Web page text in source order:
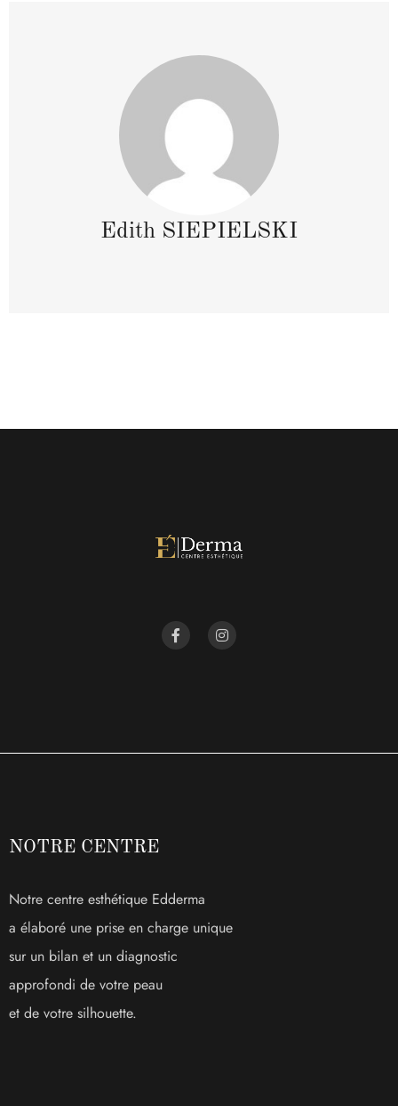
Edith SIEPIELSKI
NOTRE CENTRE
Notre centre esthétique Edderma
a élaboré une prise en charge unique
sur un bilan et un diagnostic
approfondi de votre peau
et de votre silhouette.